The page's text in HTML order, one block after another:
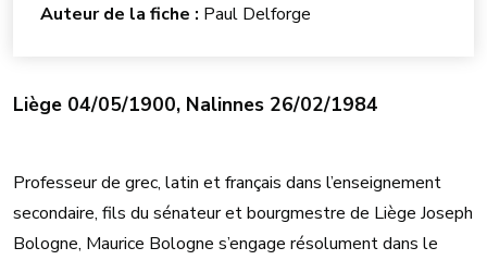
Liège 04/05/1900, Nalinnes 26/02/1984
Professeur de grec, latin et français dans l’enseignement
secondaire, fils du sénateur et bourgmestre de Liège Joseph
Bologne, Maurice Bologne s’engage résolument dans le
Auteur de la fiche : Paul Delforge